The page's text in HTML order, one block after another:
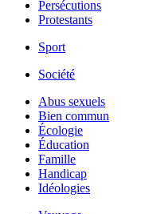
Persécutions
Protestants
Sport
Société
Abus sexuels
Bien commun
Écologie
Éducation
Famille
Handicap
Idéologies